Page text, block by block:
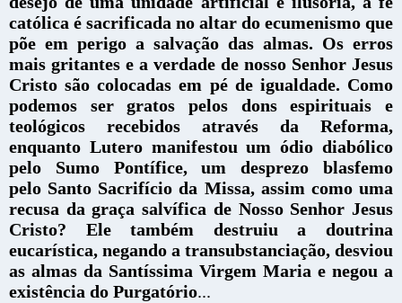
católica é sacrificada no altar do ecumenismo que
põe em perigo a salvação das almas. Os erros
mais gritantes e a verdade de nosso Senhor Jesus
Cristo são colocadas em pé de igualdade. Como
podemos ser gratos pelos dons espirituais e
teológicos recebidos através da Reforma,
enquanto Lutero manifestou um ódio diabólico
pelo Sumo Pontífice, um desprezo blasfemo
pelo Santo Sacrifício da Missa, assim como uma
recusa da graça salvífica de Nosso Senhor Jesus
Cristo? Ele também destruiu a doutrina
eucarística, negando a transubstanciação, desviou
as almas da Santíssima Virgem Maria e negou a
existência do Purgatório...